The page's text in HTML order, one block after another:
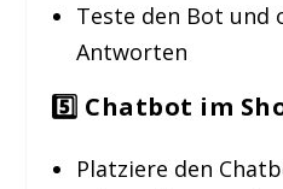
Teste den Bot und
Antworten
5️⃣ Chatbot im
Platziere den